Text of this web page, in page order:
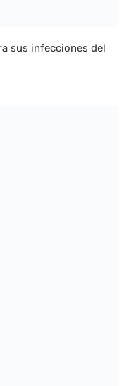
sus infecciones del